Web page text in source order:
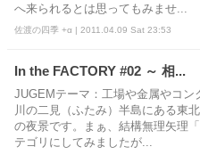
へ来られるとは思ってもみませ...
佐渡の四季 +α | 2011.04.09 Sat 23:53
In the FACTORY #02 ～ 相...
JUGEMテーマ：工場や金属やコン
川の二見（ふたみ）半島にある東
の夜景です。まぁ、結構無理矢理
テゴリにしてみましたが...